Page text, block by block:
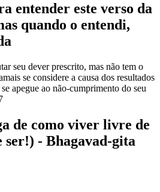
entender este verso da
quando o entendi,
seu dever prescrito, mas não tem o
se considere a causa dos resultados
apegue ao não-cumprimento do seu
de como viver livre de
ser!) - Bhagavad-gita